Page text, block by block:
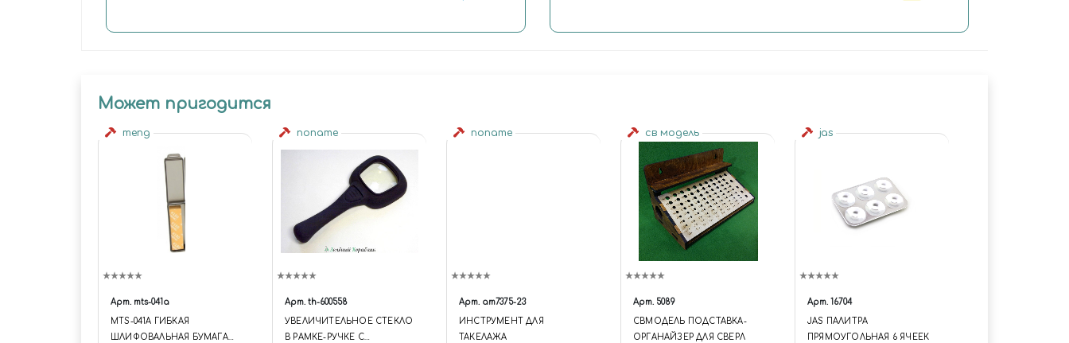
Может пригодится
meng
Арт. mts-041a
MTS-041A ГИБКАЯ
ШЛИФОВАЛЬНАЯ БУМАГА
noname
Арт. th-600558
УВЕЛИЧИТЕЛЬНОЕ СТЕКЛО
В РАМКЕ-РУЧКЕ С
noname
Арт. am7375-23
ИНСТРУМЕНТ ДЛЯ
ТАКЕЛАЖА
св модель
Арт. 5089
СВМОДЕЛЬ ПОДСТАВКА-
ОРГАНАЙЗЕР ДЛЯ СВЕРЛ
jas
Арт. 16704
JAS ПАЛИТРА
ПРЯМОУГОЛЬНАЯ 6 ЯЧЕЕК